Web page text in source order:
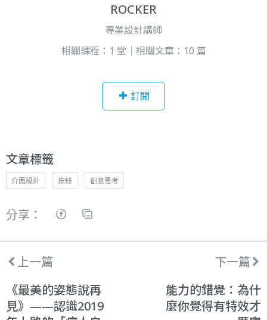
ROCKER
專業設計講師
相關課程：1 堂｜相關文章：10 篇
訂閱
文章標籤
介面設計 按鈕 創意思考
分享：
上一篇
《最美的姿態說再
見》——認識2019
下一篇
能力的錯覺：為什
麼你覺得有特效才